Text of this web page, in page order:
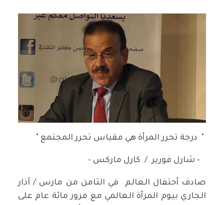
" درجة تحرر المرأة هي مقياس تحرر المجتمع "
- شارل فورير / كارل ماركس -
صادف أحتفال العالم في الثامن من مارس / آذار
الجاري بيوم المرأة العالمي مع مرور مائة عام على